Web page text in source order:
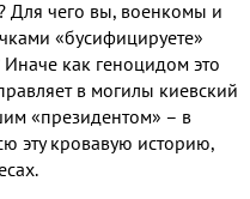
Для чего вы, военкомы и
«бусифицируете»
как геноцидом это
в могилы киевский
«президентом» – в
эту кровавую историю,